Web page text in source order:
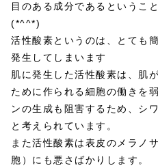
目のある成分であるというこ
(*^^*)
活性酸素というのは、とても
発生してしまいます
肌に発生した活性酸素は、肌
ために作られる細胞の働きを
ンの生成も阻害するため、シ
と考えられています。
また活性酸素は表皮のメラノ
胞）にも悪さばかりします。